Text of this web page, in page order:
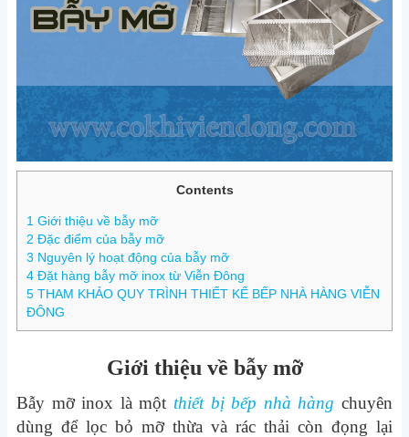
Contents
1 Giới thiệu về bẫy mỡ
2 Đặc điểm của bẫy mỡ
3 Nguyên lý hoạt động của bẫy mỡ
4 Đặt hàng bẫy mỡ inox từ Viễn Đông
5 THAM KHẢO QUY TRÌNH THIẾT KẾ BẾP NHÀ HÀNG VIỄN
ĐÔNG
Giới thiệu về bẫy mỡ
Bẫy mỡ inox là một thiết bị bếp nhà hàng chuyên
dùng để lọc bỏ mỡ thừa và rác thải còn đọng lại